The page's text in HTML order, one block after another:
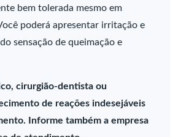
bem tolerada mesmo em
poderá apresentar irritação e
sensação de queimação e
cirurgião-dentista ou
de reações indesejáveis
Informe também a empresa